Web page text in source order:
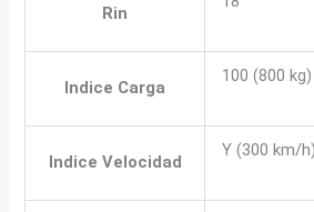
Rin
Indice Carga
100 (800 kg)
Indice Velocidad
Y (300 km/h)